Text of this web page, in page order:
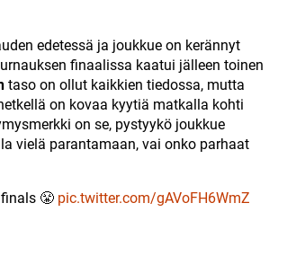
edetessä ja joukkue on kerännyt
finaalissa kaatui jälleen toinen
taso on ollut kaikkien tiedossa, mutta
on kovaa kyytiä matkalla kohti
on se, pystyykö joukkue
vielä parantamaan, vai onko parhaat
😤 pic.twitter.com/gAVoFH6WmZ